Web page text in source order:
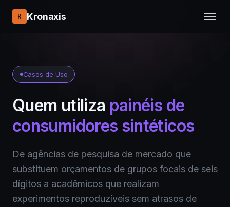
K Kronaxis
Casos de Uso
Quem utiliza painéis de
consumidores sintéticos
De agências de pesquisa de mercado que
substituem orçamentos de grupos focais de seis
dígitos a acadêmicos que realizam
experimentos reproduzíveis sem atrasos de